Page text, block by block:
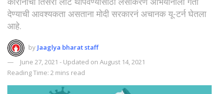
देण्याची आवश्यकता असताना मोदी सरकारनं अचानक यू-टर्न घेतला
आहे.
by Jaaglya bharat staff
June 27, 2021 - Updated on August 14, 2021
Reading Time: 2 mins read